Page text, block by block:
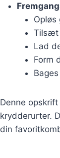
Tilsæt
Lad
Form
Denne
krydderurter.
din